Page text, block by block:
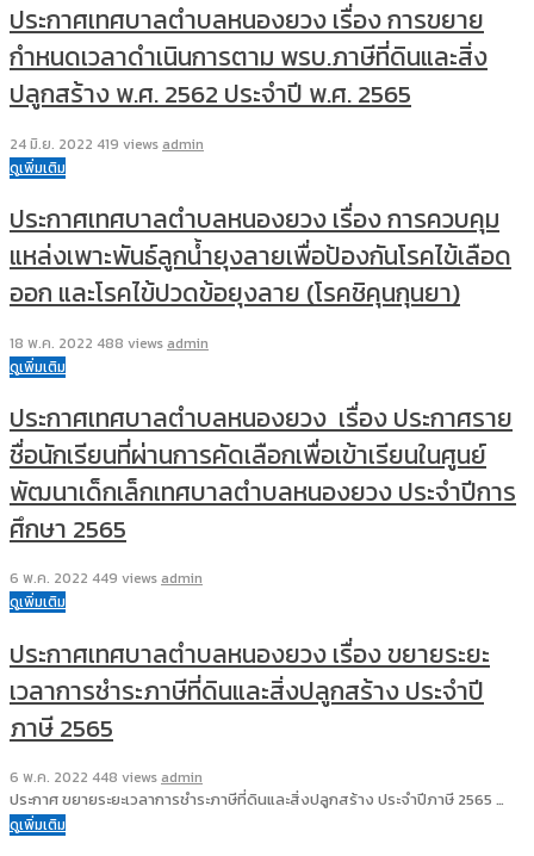
ประกาศเทศบาลตำบลหนองยวง เรื่อง การขยาย
กำหนดเวลาดำเนินการตาม พรบ.ภาษีที่ดินและสิ่ง
ปลูกสร้าง พ.ศ. 2562 ประจำปี พ.ศ. 2565
24 มิ.ย. 2022 419 views admin
ดูเพิ่มเติม
ประกาศเทศบาลตำบลหนองยวง เรื่อง การควบคุม
แหล่งเพาะพันธ์ลูกน้ำยุงลายเพื่อป้องกันโรคไข้เลือด
ออก และโรคไข้ปวดข้อยุงลาย (โรคชิคุนกุนยา)
18 พ.ค. 2022 488 views admin
ดูเพิ่มเติม
ประกาศเทศบาลตำบลหนองยวง เรื่อง ประกาศราย
ชื่อนักเรียนที่ผ่านการคัดเลือกเพื่อเข้าเรียนในศูนย์
พัฒนาเด็กเล็กเทศบาลตำบลหนองยวง ประจำปีการ
ศึกษา 2565
6 พ.ค. 2022 449 views admin
ดูเพิ่มเติม
ประกาศเทศบาลตำบลหนองยวง เรื่อง ขยายระยะ
เวลาการชำระภาษีที่ดินและสิ่งปลูกสร้าง ประจำปี
ภาษี 2565
6 พ.ค. 2022 448 views admin
ประกาศ ขยายระยะเวลาการชำระภาษีที่ดินและสิ่งปลูกสร้าง ประจำปีภาษี 2565 …
ดูเพิ่มเติม